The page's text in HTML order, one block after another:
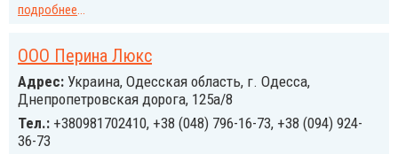
подробнее...
ООО Перина Люкс
Адрес: Украина, Одесская область, г. Одесса,
Днепропетровская дорога, 125а/8
Тел.: +380981702410, +38 (048) 796-16-73, +38 (094) 924-
36-73